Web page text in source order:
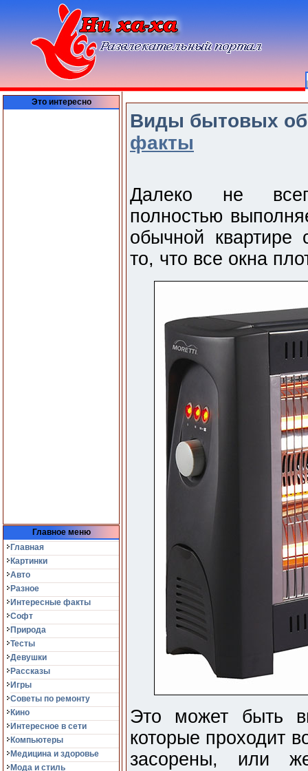
Это интересно
Главное меню
Главная
Картинки
Авто
Разное
Интересные факты
Софт
Природа
Тесты
Девушки
Рассказы
Игры
Советы по ремонту
Кино
Интересное в сети
Компьютеры
Медицина и здоровье
Мода и стиль
Виды бытовых
факты
Далеко не
полностью
обычной
то, что все окна
Это может быть
которые проходит
засорены, или же